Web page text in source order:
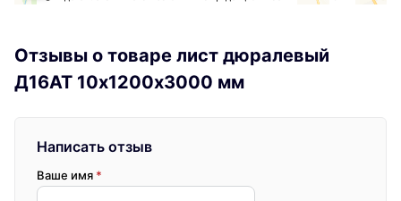
Отзывы о товаре лист дюралевый
Д16АТ 10х1200х3000 мм
Написать отзыв
Ваше имя *